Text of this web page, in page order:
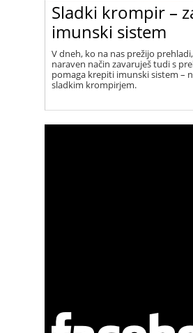
Sladki krompir –
imunski sistem
V dneh, ko na nas prežijo
naraven način zavaruješ tudi s
pomaga krepiti imunski sistem –
sladkim krompirjem.